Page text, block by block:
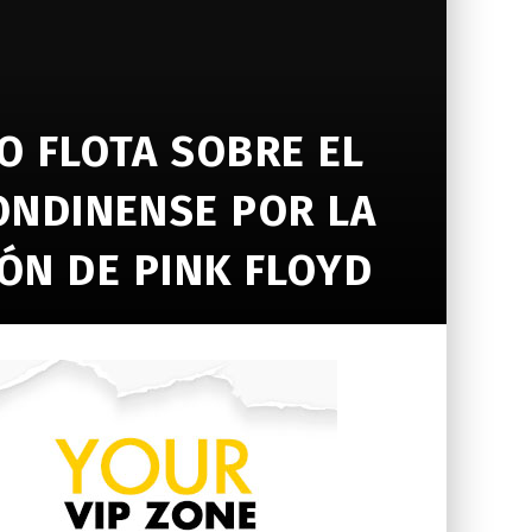
FLOTA SOBRE EL
POR LA
DE PINK FLOYD